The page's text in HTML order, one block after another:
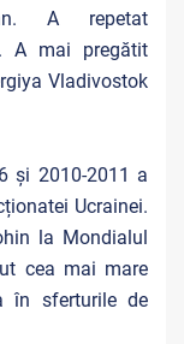
A repetat
A mai pregătit
Vladivostok
și 2010-2011 a
Ucrainei.
la Mondialul
cea mai mare
în sferturile de